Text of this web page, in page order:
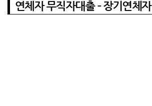
연체자 무직자대출 – 장기연체자